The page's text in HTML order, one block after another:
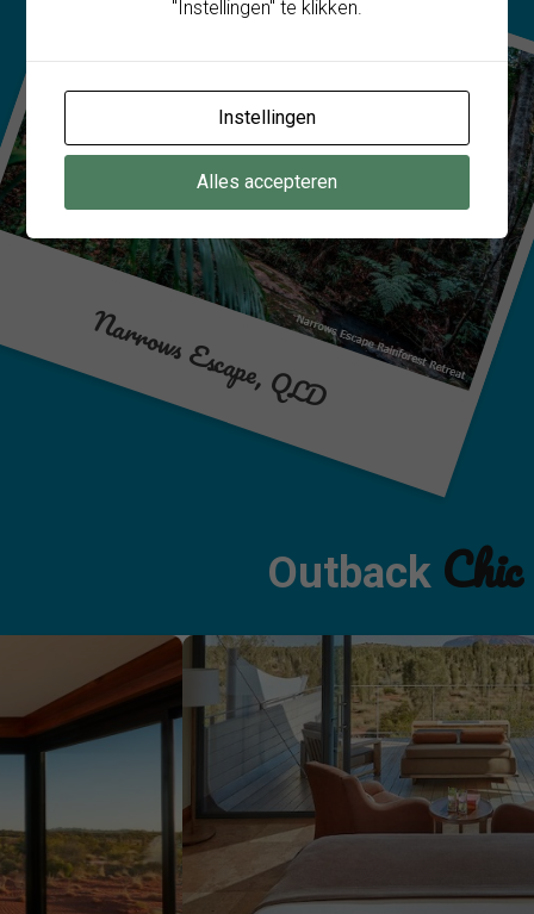
Narrows Escape, QLD
Outback Chic
"Instellingen" te klikken.
Instellingen
Alles accepteren